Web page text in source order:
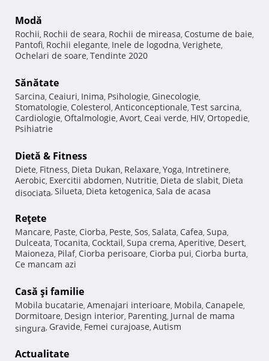
Modă
Rochii, Rochii de seara, Rochii de mireasa, Costume de baie,
Pantofi, Rochii elegante, Inele de logodna, Verighete,
Ochelari de soare, Tendinte 2020
Sănătate
Sarcina, Ceaiuri, Inima, Psihologie, Ginecologie,
Stomatologie, Colesterol, Anticonceptionale, Test sarcina,
Cardiologie, Oftalmologie, Avort, Ceai verde, HIV, Ortopedie,
Psihiatrie
Dietă & Fitness
Diete, Fitness, Dieta Dukan, Relaxare, Yoga, Intretinere,
Aerobic, Exercitii abdomen, Nutritie, Dieta de slabit, Dieta
disociata, Silueta, Dieta ketogenica, Sala de acasa
Reţete
Mancare, Paste, Ciorba, Peste, Sos, Salata, Cafea, Supa,
Dulceata, Tocanita, Cocktail, Supa crema, Aperitive, Desert,
Maioneza, Pilaf, Ciorba perisoare, Ciorba pui, Ciorba burta,
Ce mancam azi
Casă şi familie
Mobila bucatarie, Amenajari interioare, Mobila, Canapele,
Dormitoare, Design interior, Parenting, Jurnal de mama
singura, Gravide, Femei curajoase, Autism
Actualitate